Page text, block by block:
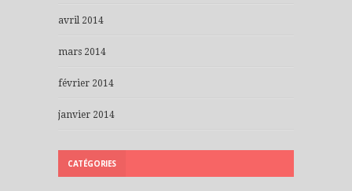
avril 2014
mars 2014
février 2014
janvier 2014
CATÉGORIES